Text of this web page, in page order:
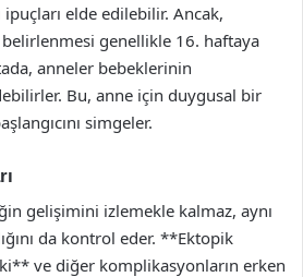
ipuçları elde edilebilir. Ancak,
genellikle 16. haftaya
anneler bebeklerinin
Bu, anne için duygusal bir
simgeler.
gelişimini izlemekle kalmaz, aynı
da kontrol eder. **Ektopik
ve diğer komplikasyonların erken